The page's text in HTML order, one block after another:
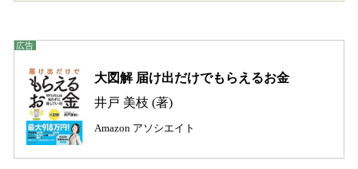
大図解 届け出だけでもらえるお金
井戸 美枝 (著)
Amazon アソシエイト